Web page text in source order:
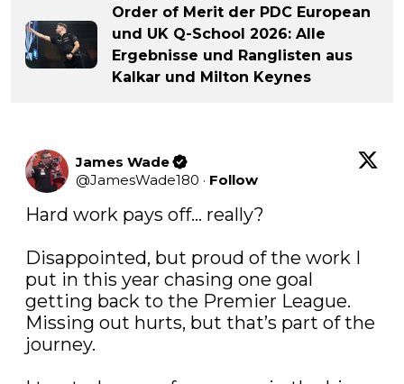
Order of Merit der PDC European
und UK Q-School 2026: Alle
Ergebnisse und Ranglisten aus
Kalkar und Milton Keynes
James Wade
@JamesWade180 · Follow
Hard work pays off… really?
Disappointed, but proud of the work I
put in this year chasing one goal
getting back to the Premier League.
Missing out hurts, but that’s part of the
journey.